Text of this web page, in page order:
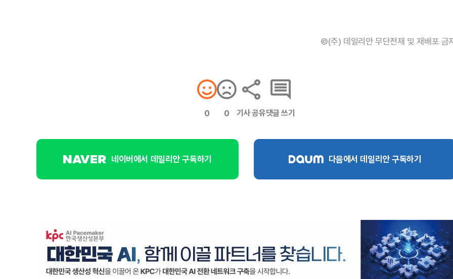
©(주) 데일리안 무단전재 및 재배포 금
0 0 기사 공유댓글 쓰기
네이버에서 데일리안 구독하기 다음에서 데일리안 구독하기